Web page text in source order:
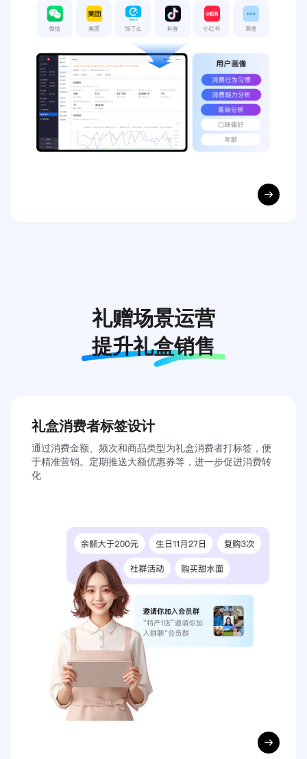
开设在校区、博物馆、旅游景区等周边的文创礼品综合店，
售卖专属文化IP及城市文化元素的服饰、文具、工艺品等文
获取解决方案
礼赠场景运营
提升礼盒销售
礼盒消费者标签设计
通过消费金额、频次和商品类型为礼盒消费者打标签，便
于精准营销。定期推送大额优惠券等，进一步促进消费转
化